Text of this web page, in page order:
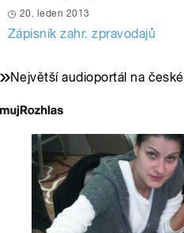
20. leden 2013
Zápisník zahr. zpravodajů
Největší audioportál na